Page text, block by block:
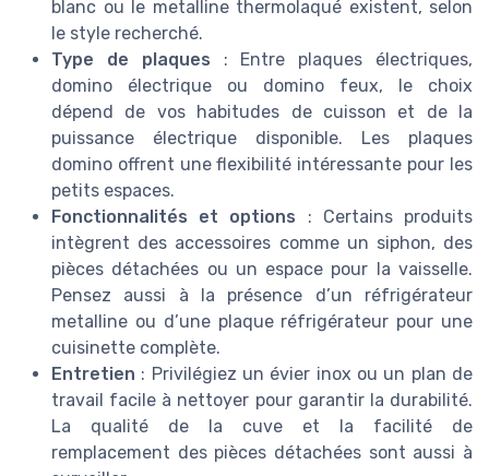
blanc ou le metalline thermolaqué existent, selon
le style recherché.
Type de plaques : Entre plaques électriques,
domino électrique ou domino feux, le choix
dépend de vos habitudes de cuisson et de la
puissance électrique disponible. Les plaques
domino offrent une flexibilité intéressante pour les
petits espaces.
Fonctionnalités et options : Certains produits
intègrent des accessoires comme un siphon, des
pièces détachées ou un espace pour la vaisselle.
Pensez aussi à la présence d’un réfrigérateur
metalline ou d’une plaque réfrigérateur pour une
cuisinette complète.
Entretien : Privilégiez un évier inox ou un plan de
travail facile à nettoyer pour garantir la durabilité.
La qualité de la cuve et la facilité de
remplacement des pièces détachées sont aussi à